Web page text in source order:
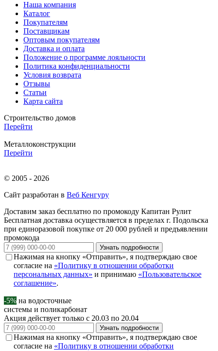
Наша компания
Каталог
Покупателям
Поставщикам
Оптовым покупателям
Доставка и оплата
Положение о программе лояльности
Политика конфиденциальности
Условия возврата
Отзывы
Статьи
Карта сайта
Строительство домов
Перейти
Металлоконструкции
Перейти
© 2005 - 2026
Сайт разработан в Веб Кенгуру
Доставим заказ бесплатно по промокоду Капитан Рулит
Бесплатная доставка осуществляется в пределах г. Подольска
при единоразовой покупке от 20 000 рублей и предъявлении
промокода
Узнать подробности
Нажимая на кнопку «Отправить», я подтверждаю свое
согласие на «Политику в отношении обработки
персональных данных» и принимаю «Пользовательское
соглашение».
-5% на водосточные
системы и поликарбонат
Акция действует только с 20.03 по 20.04
Узнать подробности
Нажимая на кнопку «Отправить», я подтверждаю свое
согласие на «Политику в отношении обработки